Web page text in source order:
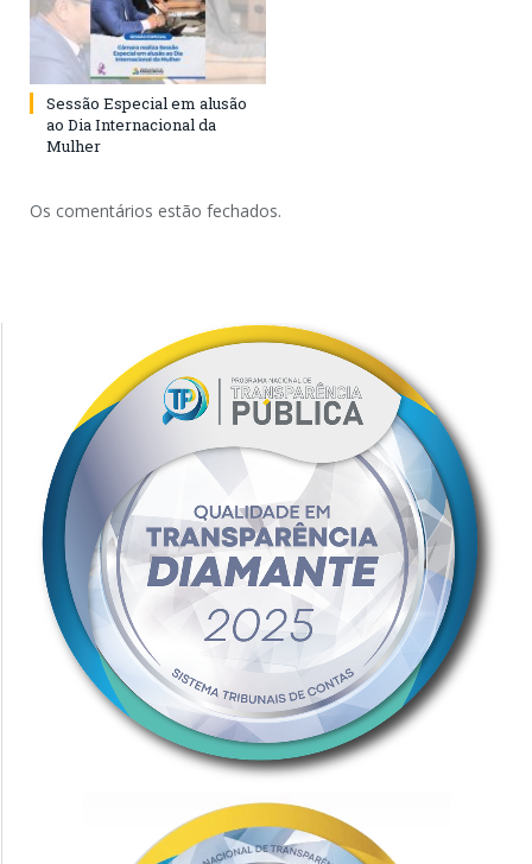
Sessão Especial em alusão
ao Dia Internacional da
Mulher
Os comentários estão fechados.